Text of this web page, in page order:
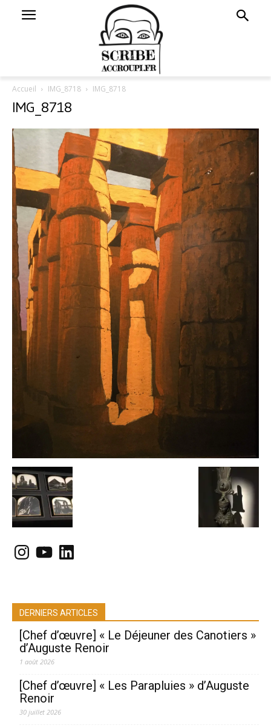
Accueil IMG_8718 IMG_8718
IMG_8718
Instagram
YouTubeLinkedIn
DERNIERS ARTICLES
[Chef d’œuvre] « Le Déjeuner des Canotiers »
d’Auguste Renoir
1 août 2026
[Chef d’œuvre] « Les Parapluies » d’Auguste
Renoir
30 juillet 2026